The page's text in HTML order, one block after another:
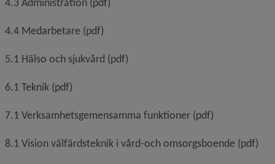
4.4 Medarbetare (pdf)
5.1 Hälso och sjukvård (pdf)
6.1 Teknik (pdf)
7.1 Verksamhetsgemensamma funktioner (pdf)
8.1 Vision välfärdsteknik i vård-och omsorgsboende (pdf)